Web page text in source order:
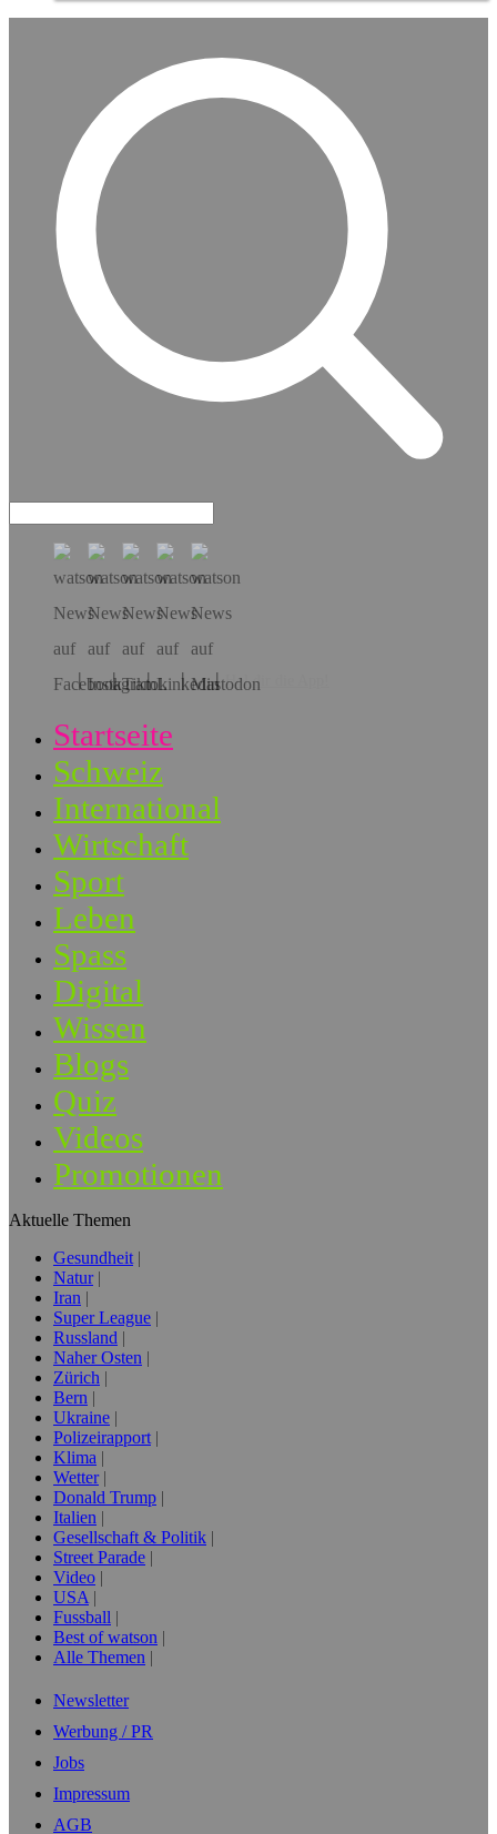
Hol dir die App!
Startseite
Schweiz
International
Wirtschaft
Sport
Leben
Spass
Digital
Wissen
Blogs
Quiz
Videos
Promotionen
Aktuelle Themen
Gesundheit
Natur
Iran
Super League
Russland
Naher Osten
Zürich
Bern
Ukraine
Polizeirapport
Klima
Wetter
Donald Trump
Italien
Gesellschaft & Politik
Street Parade
Video
USA
Fussball
Best of watson
Alle Themen
Newsletter
Werbung / PR
Jobs
Impressum
AGB